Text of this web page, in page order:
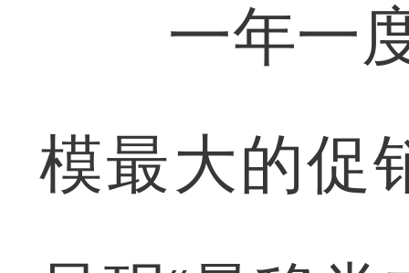
一年一度
模最大的促